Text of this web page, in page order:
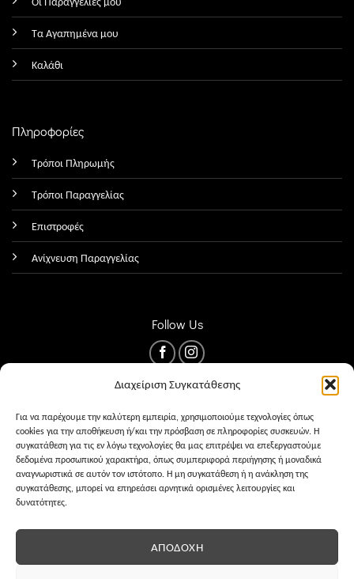
Διαχείριση Συγκατάθεσης
Για να παρέχουμε την καλύτερη εμπειρία, χρησιμοποιούμε τεχνολογίες όπως
cookies για την αποθήκευση ή/και την πρόσβαση σε πληροφορίες συσκευών. Η
συγκατάθεση για τις εν λόγω τεχνολογίες θα μας επιτρέψει να επεξεργαστούμε
δεδομένα προσωπικού χαρακτήρα, όπως συμπεριφορά περιήγησης ή μοναδικά
αναγνωριστικά σε αυτόν τον ιστότοπο. Η μη συγκατάθεση ή η ανάκληση της
συγκατάθεσης, μπορεί να επηρεάσει αρνητικά ορισμένες λειτουργίες και
δυνατότητες.
ΑΠΟΔΟΧΉ
Τα Αγαπημένα μου
Καλάθι
Πληροφορίες
Τρόποι Πληρωμής
Τρόποι Παραγγελίας
Επιστροφές
Ανίχνευση Παραγγελίας
Follow Us
PRIVACY